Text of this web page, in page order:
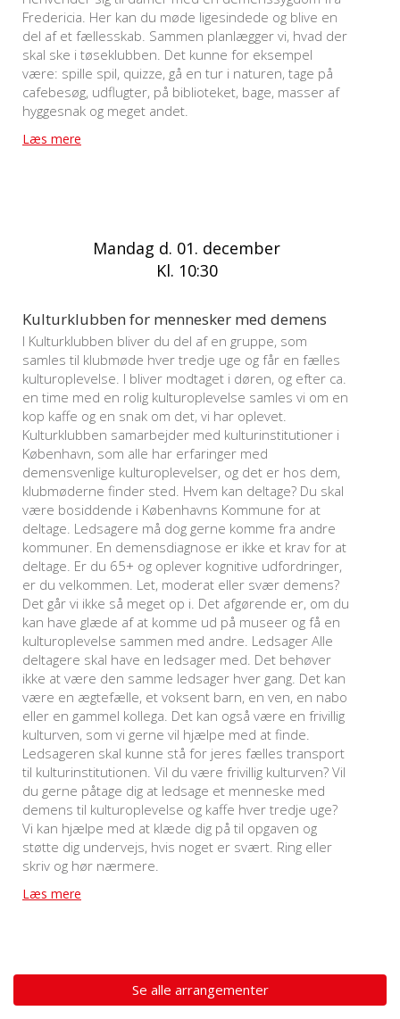
Fredericia. Her kan du møde ligesindede og blive en
del af et fællesskab. Sammen planlægger vi, hvad der
skal ske i tøseklubben. Det kunne for eksempel
være: spille spil, quizze, gå en tur i naturen, tage på
cafebesøg, udflugter, på biblioteket, bage, masser af
hyggesnak og meget andet.
Læs mere
Mandag d. 01. december
Kl. 10:30
Kulturklubben for mennesker med demens
I Kulturklubben bliver du del af en gruppe, som
samles til klubmøde hver tredje uge og får en fælles
kulturoplevelse. I bliver modtaget i døren, og efter ca.
en time med en rolig kulturoplevelse samles vi om en
kop kaffe og en snak om det, vi har oplevet.
Kulturklubben samarbejder med kulturinstitutioner i
København, som alle har erfaringer med
demensvenlige kulturoplevelser, og det er hos dem,
klubmøderne finder sted. Hvem kan deltage? Du skal
være bosiddende i Københavns Kommune for at
deltage. Ledsagere må dog gerne komme fra andre
kommuner. En demensdiagnose er ikke et krav for at
deltage. Er du 65+ og oplever kognitive udfordringer,
er du velkommen. Let, moderat eller svær demens?
Det går vi ikke så meget op i. Det afgørende er, om du
kan have glæde af at komme ud på museer og få en
kulturoplevelse sammen med andre. Ledsager Alle
deltagere skal have en ledsager med. Det behøver
ikke at være den samme ledsager hver gang. Det kan
være en ægtefælle, et voksent barn, en ven, en nabo
eller en gammel kollega. Det kan også være en frivillig
kulturven, som vi gerne vil hjælpe med at finde.
Ledsageren skal kunne stå for jeres fælles transport
til kulturinstitutionen. Vil du være frivillig kulturven? Vil
du gerne påtage dig at ledsage et menneske med
demens til kulturoplevelse og kaffe hver tredje uge?
Vi kan hjælpe med at klæde dig på til opgaven og
støtte dig undervejs, hvis noget er svært. Ring eller
skriv og hør nærmere.
Læs mere
Se alle arrangementer